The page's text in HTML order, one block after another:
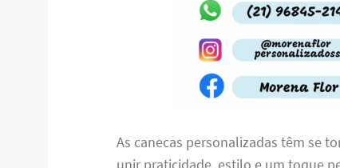
As canecas personalizadas têm se